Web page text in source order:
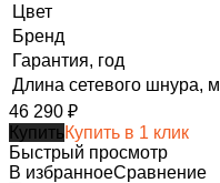
Цвет
Бренд
Гарантия, год
Длина сетевого шнура, м
46 290 ₽
КупитьКупить в 1 клик
Быстрый просмотр
В избранноеСравнение